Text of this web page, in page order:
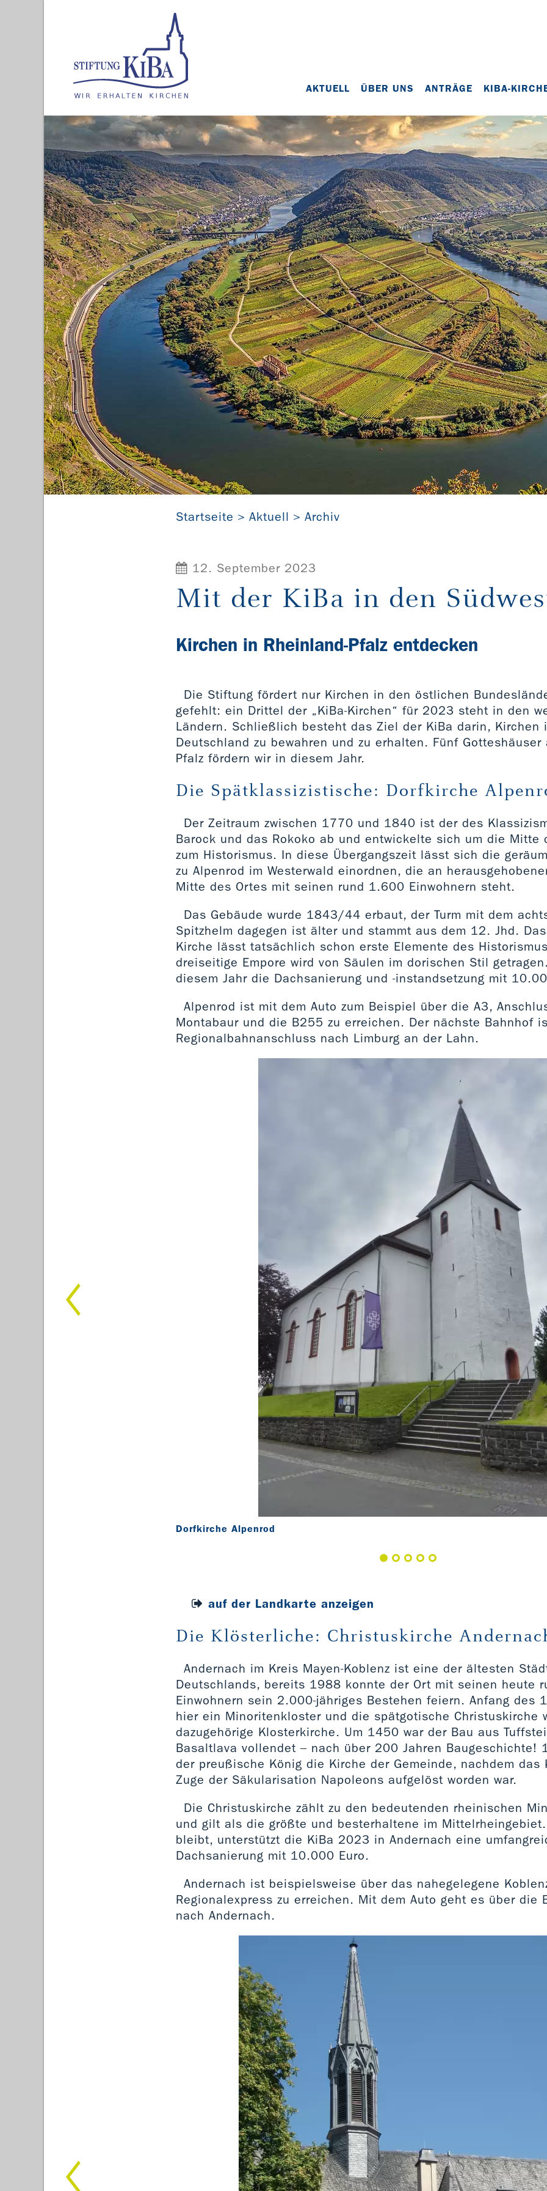
AKTUELL ÜBER UNS ANTRÄGE KIBA-
Moselschleife in Rheinland-Pfalz
Startseite Aktuell Archiv
12. September 2023
Mit der KiBa in den
Kirchen in Rheinland-Pfalz entdecken
Die Stiftung fördert nur Kirchen in den östlichen
gefehlt: ein Drittel der „KiBa-Kirchen“ für 2023 steht in den
Ländern. Schließlich besteht das Ziel der KiBa darin, Kirchen
Deutschland zu bewahren und zu erhalten. Fünf Gotteshäuser
Pfalz fördern wir in diesem Jahr.
Die Spätklassizistische: Dorfkirche
Der Zeitraum zwischen 1770 und 1840 ist der des
Barock und das Rokoko ab und entwickelte sich um die Mitte
zum Historismus. In diese Übergangszeit lässt sich die
zu Alpenrod im Westerwald einordnen, die an
Mitte des Ortes mit seinen rund 1.600 Einwohnern steht.
Das Gebäude wurde 1843/44 erbaut, der Turm mit dem
Spitzhelm dagegen ist älter und stammt aus dem 12. Jhd.
Kirche lässt tatsächlich schon erste Elemente des
dreiseitige Empore wird von Säulen im dorischen Stil
diesem Jahr die Dachsanierung und -instandsetzung mit
Alpenrod ist mit dem Auto zum Beispiel über die A3,
Montabaur und die B255 zu erreichen. Der nächste Bahnhof
Regionalbahnanschluss nach Limburg an der Lahn.
Dorfkirche Alpenrod
auf der Landkarte anzeigen
Die Klösterliche: Christuskirche
Andernach im Kreis Mayen-Koblenz ist eine der ältesten
Deutschlands, bereits 1988 konnte der Ort mit seinen heute
Einwohnern sein 2.000-jähriges Bestehen feiern. Anfang des
hier ein Minoritenkloster und die spätgotische Christuskirche
dazugehörige Klosterkirche. Um 1450 war der Bau aus
Basaltlava vollendet – nach über 200 Jahren Baugeschichte!
der preußische König die Kirche der Gemeinde, nachdem
Zuge der Säkularisation Napoleons aufgelöst worden war.
Die Christuskirche zählt zu den bedeutenden rheinischen
und gilt als die größte und besterhaltene im
bleibt, unterstützt die KiBa 2023 in Andernach eine
Dachsanierung mit 10.000 Euro.
Andernach ist beispielsweise über das nahegelegene
Regionalexpress zu erreichen. Mit dem Auto geht es über die
nach Andernach.